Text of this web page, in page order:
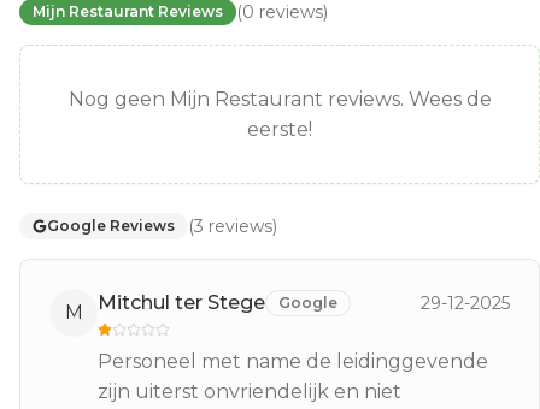
Mijn Restaurant Reviews (0 reviews)
Nog geen Mijn Restaurant reviews. Wees de
eerste!
Google Reviews (3 reviews)
M Mitchul ter Stege Google 29-12-2025
Personeel met name de leidinggevende
zijn uiterst onvriendelijk en niet